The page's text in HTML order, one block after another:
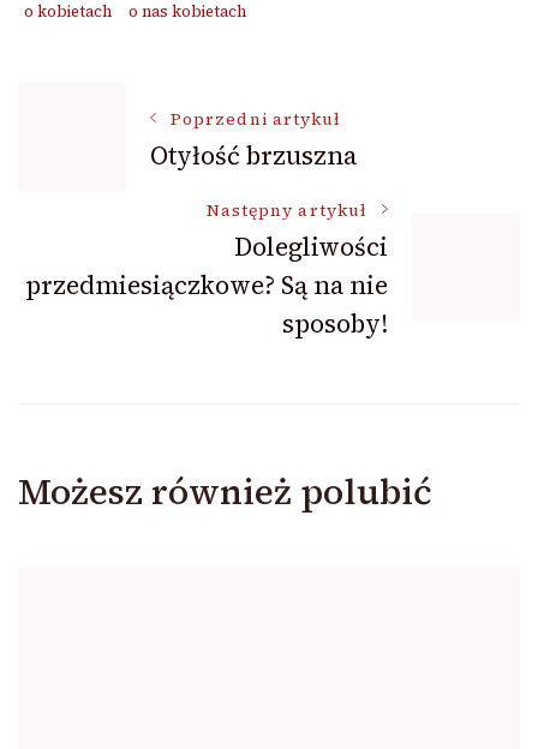
o kobietach
o nas kobietach
NawigacjaPoprzedni artykuł
Otyłość brzuszna
Następny artykuł
Dolegliwości
przedmiesiączkowe? Są na nie
sposoby!
Możesz również polubić